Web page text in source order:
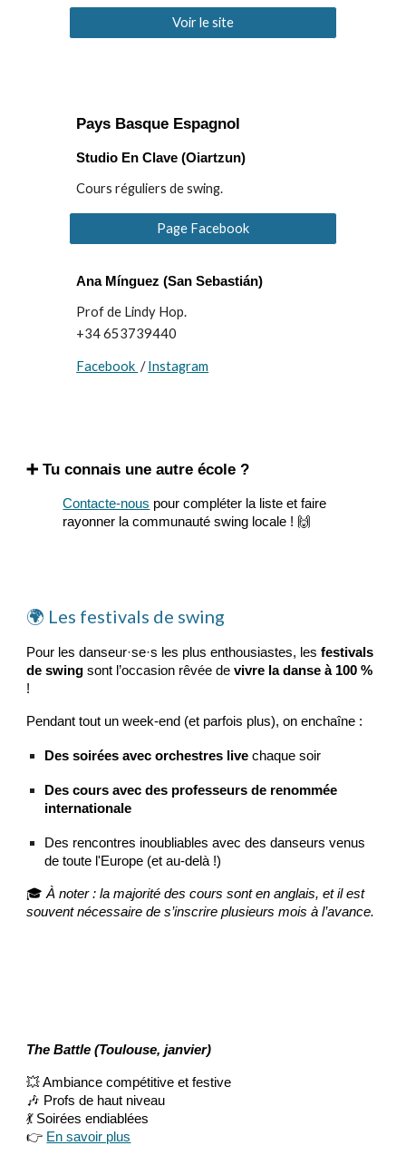
Voir le site
Pays Basque Espagnol
Studio En Clave(Oiartzun)
Cours réguliers de swing.
Page Facebook
Ana Mínguez (San Sebastián)
Prof de Lindy Hop.
+34 653739440
Facebook /Instagram
➕ Tu connais une autre école ?
Contacte-nous pour compléter la liste et faire
rayonner la communauté swing locale ! 🙌
🌍 Les festivals de swing
Pour les danseur·se·s les plus enthousiastes, lesfestivals
de swing sont l’occasion rêvée devivre la danse à 100 %
!
Pendant tout un week-end (et parfois plus), on enchaîne :
Des soirées avec orchestres live chaque soir
Des cours avec des professeurs de renommée
internationale
Des rencontres inoubliables avec des danseurs venus
de toute l'Europe (et au-delà !)
🎓À noter : la majorité des cours sont en anglais, et il est
souvent nécessaire de s’inscrire plusieurs mois à l’avance.
The Battle (Toulouse, janvier)
💥 Ambiance compétitive et festive
🎶 Profs de haut niveau
💃 Soirées endiablées
👉 En savoir plus